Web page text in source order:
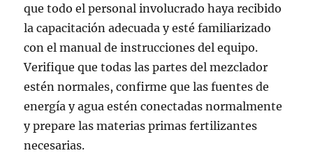
que todo el personal involucrado haya recibido
la capacitación adecuada y esté familiarizado
con el manual de instrucciones del equipo.
Verifique que todas las partes del mezclador
estén normales, confirme que las fuentes de
energía y agua estén conectadas normalmente
y prepare las materias primas fertilizantes
necesarias.